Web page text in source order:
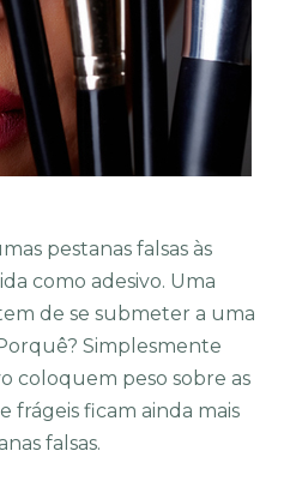
pestanas falsas às
como adesivo. Uma
de se submeter a uma
Simplesmente
coloquem peso sobre as
frágeis ficam ainda mais
falsas.